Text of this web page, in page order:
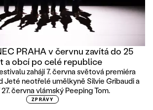
PRAHA v červnu zavítá do 25
a obcí po celé republice
zahájí 7. června světová premiéra
Jeté neotřelé umělkyně Silvie Gribaudi a
června vlámský Peeping Tom.
ZPRÁVY